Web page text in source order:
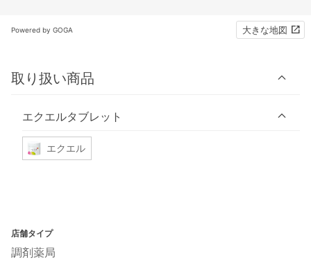
Powered by GOGA 大きな地図
取り扱い商品
エクエルタブレット
エクエル
店舗タイプ
調剤薬局